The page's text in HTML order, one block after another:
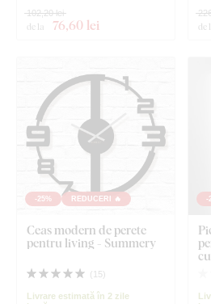
de la 76,60 lei
102,20 lei
de
-25% REDUCERI 🔥
Ceas modern de perete
pentru living - Summery
( 15)
Livrare estimată în 2 zile
-